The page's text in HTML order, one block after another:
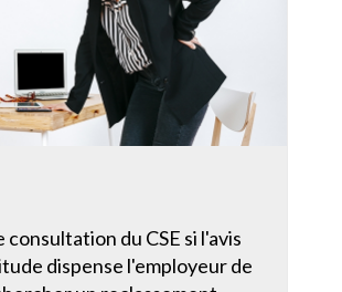
consultation du CSE si l'avis
dispense l'employeur de